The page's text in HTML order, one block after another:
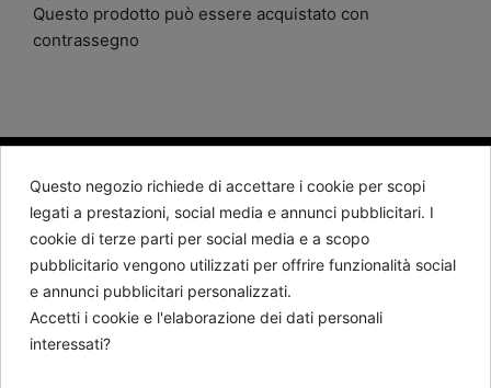
Questo prodotto può essere acquistato con
contrassegno
BARTORELLI 1882
Contattaci
Seguici
Newsletter
Questo negozio richiede di accettare i cookie per scopi
legati a prestazioni, social media e annunci pubblicitari. I
cookie di terze parti per social media e a scopo
pubblicitario vengono utilizzati per offrire funzionalità social
e annunci pubblicitari personalizzati.
Accetti i cookie e l'elaborazione dei dati personali
interessati?